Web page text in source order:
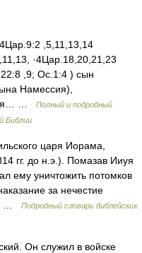
,5,11,13,14
·4Цар.18,20,21,23
,9; Ос.1:4 ) сын
Намессия),
…
Полный и подробный
Библии
царя Иорама,
гг. до н.э.). Помазав Ииуя
ему уничтожить потомков
за нечестие
…
Подробный словарь библейских
Он служил в войске